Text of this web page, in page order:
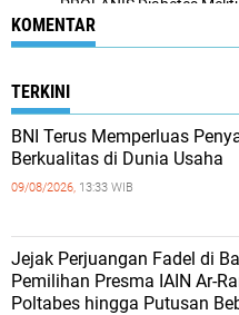
PROLANIS Diabetes
KOMENTAR
TERKINI
BNI Terus Memperluas
Berkualitas di Dunia Usaha
09/08/2026, 13:33 WIB
Jejak Perjuangan Fadel di
Pemilihan Presma IAIN Ar-
Poltabes hingga Putusan